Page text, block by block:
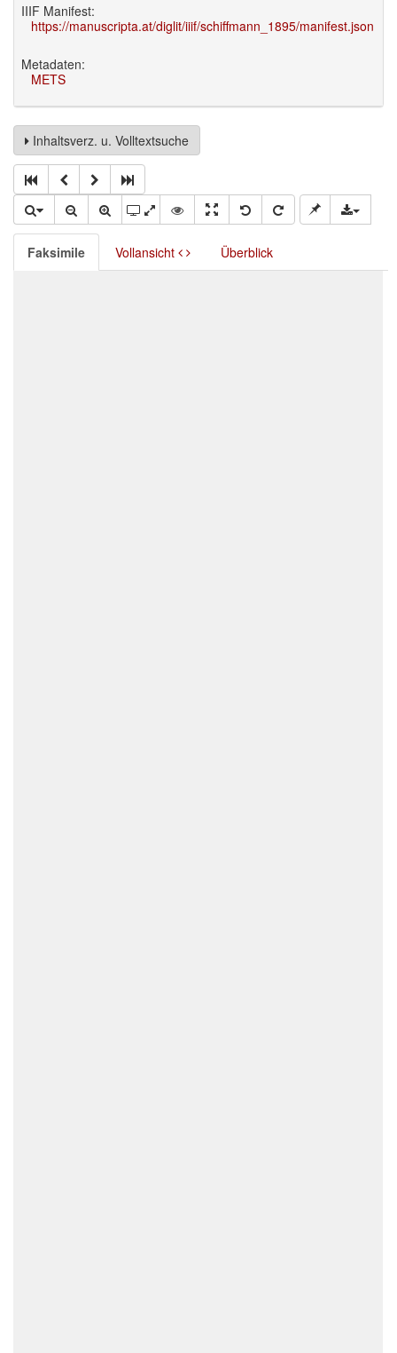
IIIF Manifest:
https://manuscripta.at/diglit/iiif/schiffmann_1895/manifest.json
Metadaten:
METS
Inhaltsverz. u. Volltextsuche
Faksimile Vollansicht Überblick